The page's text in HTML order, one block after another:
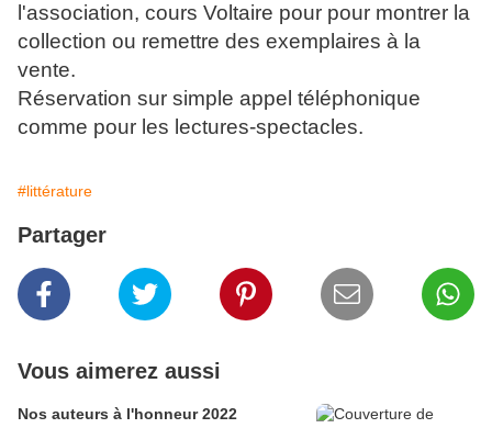
l'association, cours Voltaire pour pour montrer la
collection ou remettre des exemplaires à la
vente.
Réservation sur simple appel téléphonique
comme pour les lectures-spectacles.
#littérature
Partager
Vous aimerez aussi
Nos auteurs à l'honneur 2022